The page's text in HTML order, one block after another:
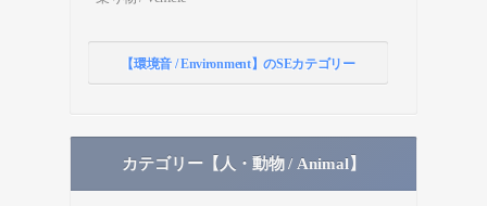
【環境音 / Environment】のSEカテゴリー
カテゴリー【人・動物 / Animal】